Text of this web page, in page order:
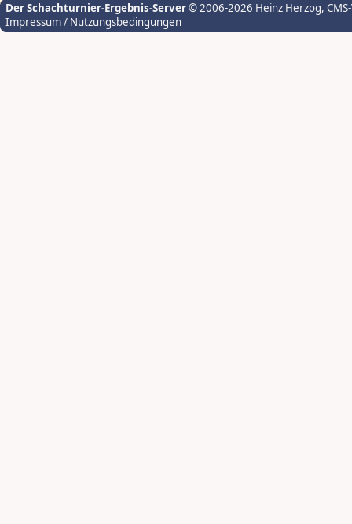
Der Schachturnier-Ergebnis-Server© 2006-2026 Heinz Herzog,
Impressum / Nutzungsbedingungen